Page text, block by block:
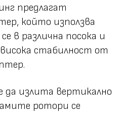
предлагат
който използва
в различна посока и
стабилност от
излита вертикално
ротори се